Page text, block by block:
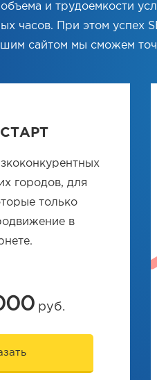
объема и трудоемкости
часов. При этом успех
сайтом мы сможем
СТАРТ
городов, для
только
в
руб.